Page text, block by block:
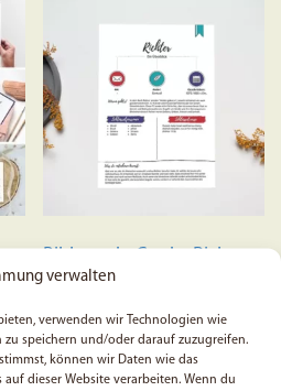
verwalten
verwenden wir Technologien wie
speichern und/oder darauf zuzugreifen.
können wir Daten wie das
dieser Website verarbeiten. Wenn du